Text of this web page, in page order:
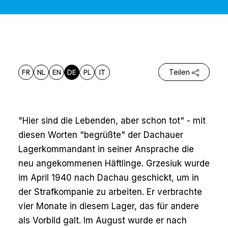
FR NL EN DE PL IT Teilen
"Hier sind die Lebenden, aber schon tot" - mit
diesen Worten "begrüßte" der Dachauer
Lagerkommandant in seiner Ansprache die
neu angekommenen Häftlinge. Grzesiuk wurde
im April 1940 nach Dachau geschickt, um in
der Strafkompanie zu arbeiten. Er verbrachte
vier Monate in diesem Lager, das für andere
als Vorbild galt. Im August wurde er nach